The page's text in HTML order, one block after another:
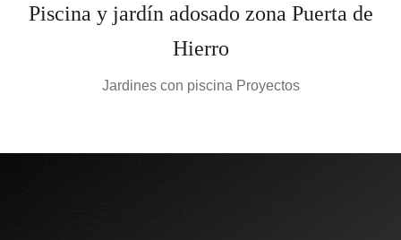
Piscina y jardín adosado zona Puerta de
Hierro
Jardines con piscina Proyectos